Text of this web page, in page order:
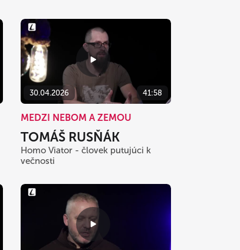
30.04.2026 41:58
MEDZI NEBOM A ZEMOU
TOMÁŠ RUSŇÁK
Homo Viator - človek putujúci k
večnosti